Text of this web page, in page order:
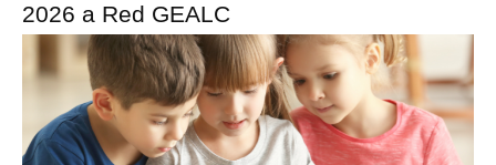
2026 a Red GEALC